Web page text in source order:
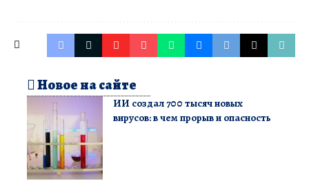
Новое на сайте
ИИ создал 700 тысяч новых
вирусов: в чем прорыв и опасность